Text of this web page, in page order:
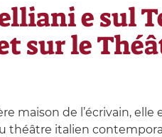
e sul
sur le
maison de l’écrivain, elle
théâtre italien